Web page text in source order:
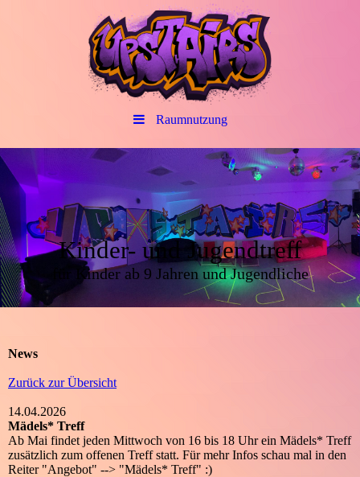
Raumnutzung
Kinder- und Jugendtreff
für Kinder ab 9 Jahren und Jugendliche
News
Zurück zur Übersicht
14.04.2026
Mädels* Treff
Ab Mai findet jeden Mittwoch von 16 bis 18 Uhr ein Mädels* Treff
zusätzlich zum offenen Treff statt. Für mehr Infos schau mal in den
Reiter "Angebot" --> "Mädels* Treff" :)